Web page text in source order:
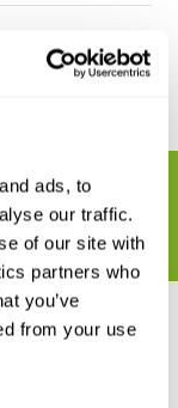
ads, to
our traffic.
of our site with
partners who
you’ve
from your use